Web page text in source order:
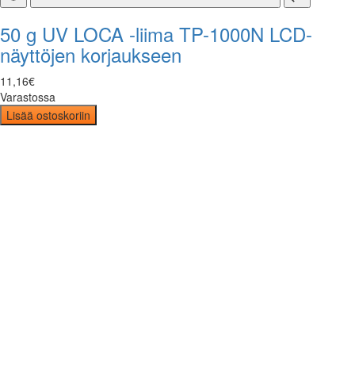
50 g UV LOCA -liima TP-1000N LCD-
näyttöjen korjaukseen
11 ,16€
Varastossa
Lisää ostoskoriin